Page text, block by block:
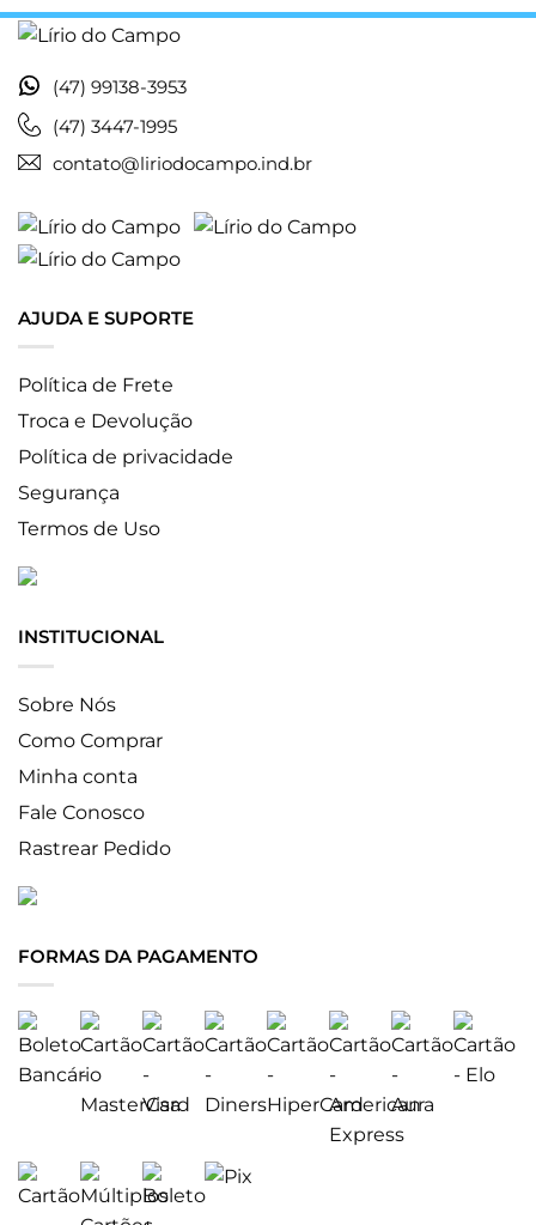
(47) 99138-3953
(47) 3447-1995
contato@liriodocampo.ind.br
AJUDA E SUPORTE
Política de Frete
Troca e Devolução
Política de privacidade
Segurança
Termos de Uso
INSTITUCIONAL
Sobre Nós
Como Comprar
Minha conta
Fale Conosco
Rastrear Pedido
FORMAS DA PAGAMENTO